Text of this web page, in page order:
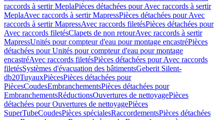
raccords à sertir MeplaPièces détachées pour Avec raccords à sertir
MeplaAvec raccords à sertir MapressPièces détachées pour Avec
raccords à sertir MapressAvec raccords filetésPièces détachées pour
Avec raccords filetésClapets de non retourAvec raccords à sertir
MapressUnités pour compteur d'eau pour montage encastréPièces
détachées pour Unités pour compteur d'eau pour montage
encastréAvec raccords filetésPièces détachées pour Avec raccords
filetésSystèmes d'évacuation des bâtimentsGeberit Silent-
db20TuyauxPiècesPièces détachées pour
PiècesCoudesEmbranchementsPièces détachées pour
EmbranchementsRéductionsOuvertures de nettoyagePièces
détachées pour Ouvertures de nettoyagePièces
SuperTubeCoudesPièces spécialesRaccordementsPièces détachées